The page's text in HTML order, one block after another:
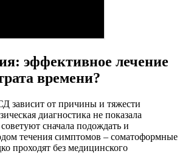
эффективное лечение
времени?
зависит от причины и тяжести
диагностика не показала
сначала подождать и
течения симптомов – соматоформные
проходят без медицинского